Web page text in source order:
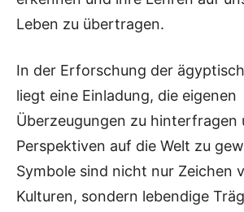
Leben zu übertragen.
In der Erforschung der
liegt eine Einladung, die eigenen
Überzeugungen zu hinterfragen
Perspektiven auf die Welt zu
Symbole sind nicht nur Zeichen
Kulturen, sondern lebendige